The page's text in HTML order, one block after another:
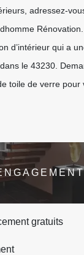
adressez-
Rénovation.
d’intérieur qui a
le 43230.
toile de verre pour
gratuits